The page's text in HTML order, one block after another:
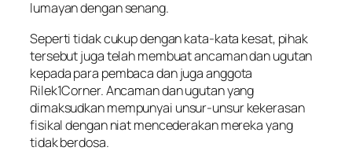
lumayan dengan senang.
Seperti tidak cukup dengan kata-kata kesat, pihak
tersebut juga telah membuat ancaman dan ugutan
kepada para pembaca dan juga anggota
Rilek1Corner. Ancaman dan ugutan yang
dimaksudkan mempunyai unsur-unsur kekerasan
fisikal dengan niat mencederakan mereka yang
tidak berdosa.